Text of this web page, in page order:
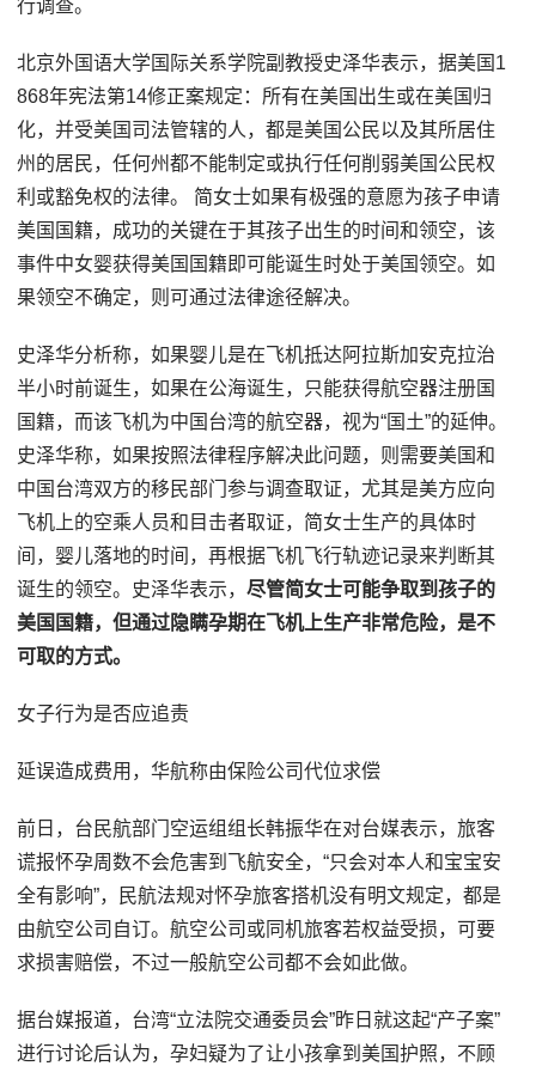
行调查。
北京外国语大学国际关系学院副教授史泽华表示，据美国1
868年宪法第14修正案规定：所有在美国出生或在美国归
化，并受美国司法管辖的人，都是美国公民以及其所居住
州的居民，任何州都不能制定或执行任何削弱美国公民权
利或豁免权的法律。 简女士如果有极强的意愿为孩子申请
美国国籍，成功的关键在于其孩子出生的时间和领空，该
事件中女婴获得美国国籍即可能诞生时处于美国领空。如
果领空不确定，则可通过法律途径解决。
史泽华分析称，如果婴儿是在飞机抵达阿拉斯加安克拉治
半小时前诞生，如果在公海诞生，只能获得航空器注册国
国籍，而该飞机为中国台湾的航空器，视为“国土”的延伸。
史泽华称，如果按照法律程序解决此问题，则需要美国和
中国台湾双方的移民部门参与调查取证，尤其是美方应向
飞机上的空乘人员和目击者取证，简女士生产的具体时
间，婴儿落地的时间，再根据飞机飞行轨迹记录来判断其
诞生的领空。史泽华表示，尽管简女士可能争取到孩子的
美国国籍，但通过隐瞒孕期在飞机上生产非常危险，是不
可取的方式。
女子行为是否应追责
延误造成费用，华航称由保险公司代位求偿
前日，台民航部门空运组组长韩振华在对台媒表示，旅客
谎报怀孕周数不会危害到飞航安全，“只会对本人和宝宝安
全有影响”，民航法规对怀孕旅客搭机没有明文规定，都是
由航空公司自订。航空公司或同机旅客若权益受损，可要
求损害赔偿，不过一般航空公司都不会如此做。
据台媒报道，台湾“立法院交通委员会”昨日就这起“产子案”
进行讨论后认为，孕妇疑为了让小孩拿到美国护照，不顾